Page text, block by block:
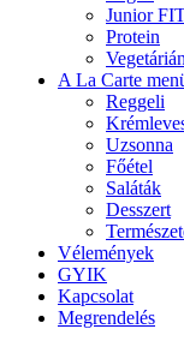
Junior
Protein
A La Carte
Reggeli
Uzsonna
Főétel
Saláták
Desszert
Vélemények
GYIK
Kapcsolat
Megrendelés